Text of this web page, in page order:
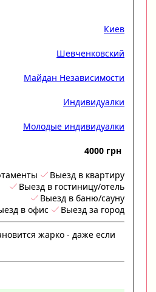
Киев
Шевченковский
Майдан Независимости
Индивидуалки
Молодые индивидуалки
4000 грн
Выезд в квартиру
Выезд в гостиницу/отель
Выезд в баню/сауну
в офис
Выезд за город
жарко - даже если